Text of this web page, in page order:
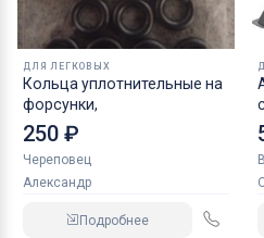
ДЛЯ ЛЕГКОВЫХ
Кольца уплотнительные на
форсунки,
250 ₽
Череповец
Александр
Подробнее